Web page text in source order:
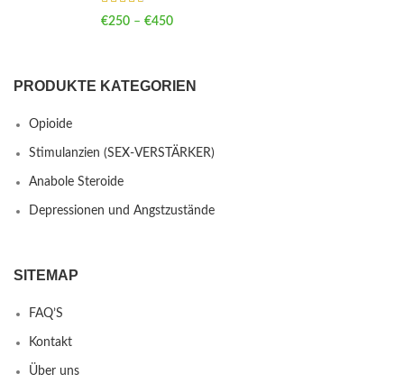
€250 – €450
PRODUKTE KATEGORIEN
Opioide
Stimulanzien (SEX-VERSTÄRKER)
Anabole Steroide
Depressionen und Angstzustände
SITEMAP
FAQ’S
Kontakt
Über uns